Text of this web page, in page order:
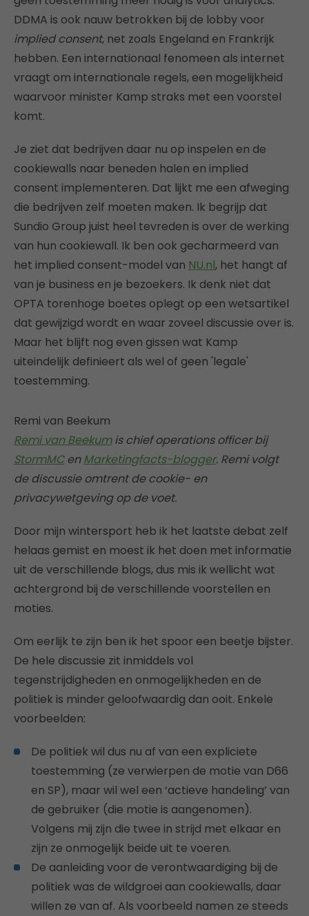
DDMA is ook nauw betrokken bij de lobby voor
implied consent, net zoals Engeland en Frankrijk
hebben. Een internationaal fenomeen als internet
vraagt om internationale regels, een mogelijkheid
waarvoor minister Kamp straks met een voorstel
komt.
Je ziet dat bedrijven daar nu op inspelen en de
cookiewalls naar beneden halen en implied
consent implementeren. Dat lijkt me een afweging
die bedrijven zelf moeten maken. Ik begrijp dat
Sundio Group juist heel tevreden is over de werking
van hun cookiewall. Ik ben ook gecharmeerd van
het implied consent-model van NU.nl, het hangt af
van je business en je bezoekers. Ik denk niet dat
OPTA torenhoge boetes oplegt op een wetsartikel
dat gewijzigd wordt en waar zoveel discussie over is.
Maar het blijft nog even gissen wat Kamp
uiteindelijk definieert als wel of geen 'legale'
toestemming.
Remi van Beekum
Remi van Beekumis chief operations officer bij
StormMCenMarketingfacts-blogger. Remi volgt
de discussie omtrent de cookie- en
privacywetgeving op de voet.
Door mijn wintersport heb ik het laatste debat zelf
helaas gemist en moest ik het doen met informatie
uit de verschillende blogs, dus mis ik wellicht wat
achtergrond bij de verschillende voorstellen en
moties.
Om eerlijk te zijn ben ik het spoor een beetje bijster.
De hele discussie zit inmiddels vol
tegenstrijdigheden en onmogelijkheden en de
politiek is minder geloofwaardig dan ooit. Enkele
voorbeelden:
De politiek wil dus nu af van een expliciete
toestemming (ze verwierpen de motie van D66
en SP), maar wil wel een ‘actieve handeling’ van
de gebruiker (die motie is aangenomen).
Volgens mij zijn die twee in strijd met elkaar en
zijn ze onmogelijk beide uit te voeren.
De aanleiding voor de verontwaardiging bij de
politiek was de wildgroei aan cookiewalls, daar
willen ze van af. Als voorbeeld namen ze steeds